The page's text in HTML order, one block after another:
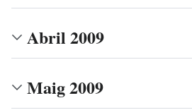
Abril 2009
Maig 2009